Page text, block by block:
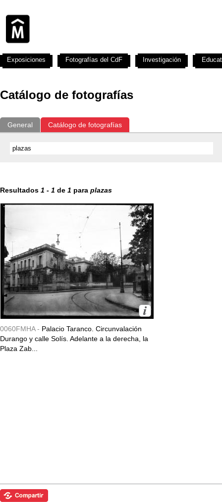
Catálogo de fotografías
General Catálogo de fotografías
Resultados 1 - 1 de 1 para plazas
0060FMHA - Palacio Taranco. Circunvalación
Durango y calle Solís. Adelante a la derecha, la
Plaza Zab...
Exposiciones Fotografías del CdF Investigación